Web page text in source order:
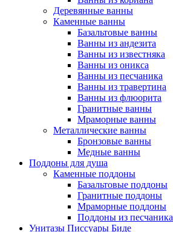
Деревянные ванны
Каменные ванны
Базальтовые ванны
Ванны из андезита
Ванны из известняка
Ванны из оникса
Ванны из песчаника
Ванны из травертина
Ванны из флюорита
Гранитные ванны
Мраморные ванны
Металлические ванны
Бронзовые ванны
Медные ванны
Поддоны для душа
Каменные поддоны
Базальтовые поддоны
Гранитные поддоны
Мраморные поддоны
Поддоны из песчаника
Унитазы Писсуары Биде